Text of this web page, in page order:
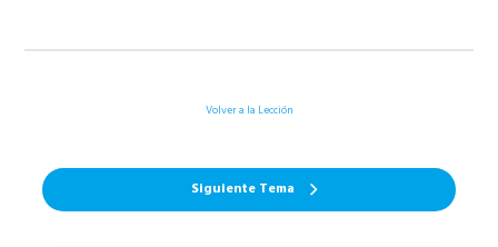
Volver a la Lección
Siguiente Tema